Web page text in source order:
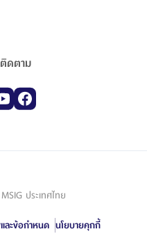
ดตาม
ประเทศไทย
และข้อกำหนด นโยบายคุกกี้